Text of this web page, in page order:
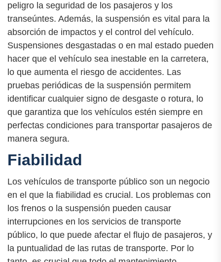
peligro la seguridad de los pasajeros y los
transeúntes. Además, la suspensión es vital para la
absorción de impactos y el control del vehículo.
Suspensiones desgastadas o en mal estado pueden
hacer que el vehículo sea inestable en la carretera,
lo que aumenta el riesgo de accidentes. Las
pruebas periódicas de la suspensión permitem
identificar cualquier signo de desgaste o rotura, lo
que garantiza que los vehículos estén siempre en
perfectas condiciones para transportar pasajeros de
manera segura.
Fiabilidad
Los vehículos de transporte público son un negocio
en el que la fiabilidad es crucial. Los problemas con
los frenos o la suspensión pueden causar
interrupciones en los servicios de transporte
público, lo que puede afectar el flujo de pasajeros, y
la puntualidad de las rutas de transporte. Por lo